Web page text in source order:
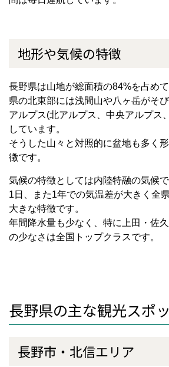
地形や気候の特徴
長野県は山地が総面積の84%を占めて
県の北東部には浅間山や八ヶ岳がそ
アルプス(北アルプス、中央アルプス
しています。
そうした山々と対照的に盆地も多く
徴です。
気候の特徴としては内陸特融の気候で
1日、また1年での気温差が大きく全
大きな特徴です。
年間降水量も少なく、特に上田・佐
の少なさは全国トップクラスです。
長野県の主な観光スポ
長野市・北信エリア